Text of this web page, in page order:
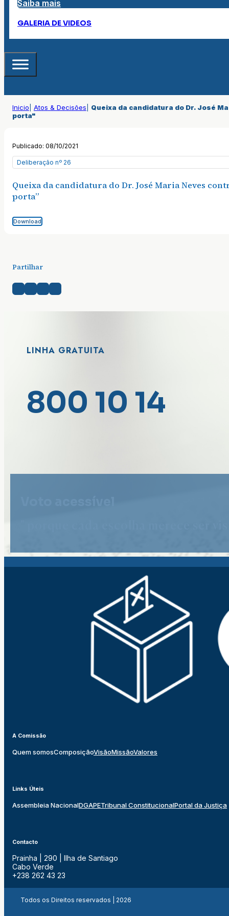
Saiba mais
GALERIA DE VIDEOS
Inicio Atos & Decisões
Queixa da candidatura do Dr. José
porta"
Publicado: 08/10/2021
Deliberação nº 26
Queixa da candidatura do Dr. José Maria Neves
porta”
Download
Partilhar
LINHA GRATUITA
800 10 14
A Comissão
Quem somosComposiçãoVisãoMissãoValores
Links Úteis
Assembleia NacionalDGAPETribunal ConstitucionalPortal da Justiça
Contacto
Prainha | 290 | Ilha de Santiago
Cabo Verde
+238 262 43 23
Todos os Direitos reservados | 2026